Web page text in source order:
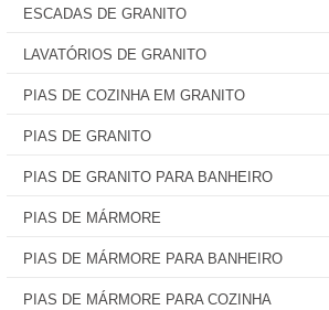
ESCADAS DE GRANITO
LAVATÓRIOS DE GRANITO
PIAS DE COZINHA EM GRANITO
PIAS DE GRANITO
PIAS DE GRANITO PARA BANHEIRO
PIAS DE MÁRMORE
PIAS DE MÁRMORE PARA BANHEIRO
PIAS DE MÁRMORE PARA COZINHA